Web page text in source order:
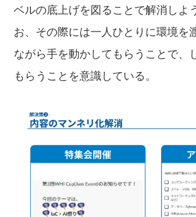
ベルの底上げを図ることで解消しよ
お、その際には一人ひとりに環境を
ながら手を動かしてもらうことで、
もらうことを意識している。